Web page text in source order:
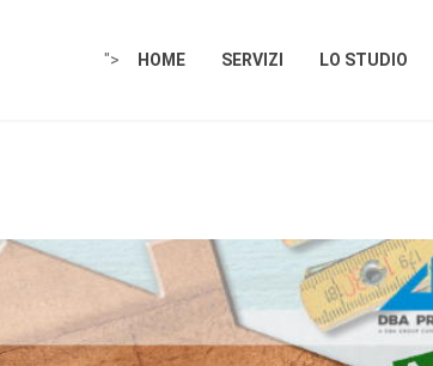
"> HOME SERVIZI LO STUDIO